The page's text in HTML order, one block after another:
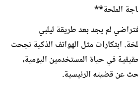
لم يجد بعد طريقة ليلبي
ابتكارات مثل الهواتف الذكية نجحت
في حياة المستخدمين اليومية،